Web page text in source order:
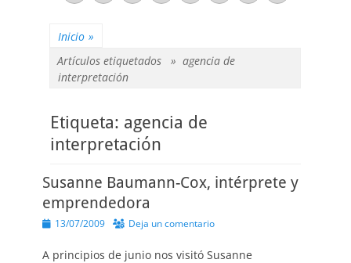
electrónico
Inicio »
Artículos etiquetados » agencia de
interpretación
Etiqueta: agencia de
interpretación
Susanne Baumann-Cox, intérprete y
emprendedora
Publicado
13/07/2009 Deja un comentario
A principios de junio nos visitó Susanne